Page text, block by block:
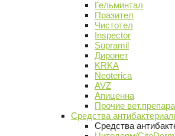
Гельминтал
Празител
Чистотел
Inspector
Supramil
Диронет
KRKA
Neoterica
AVZ
Апиценна
Прочие
Средства
Средства